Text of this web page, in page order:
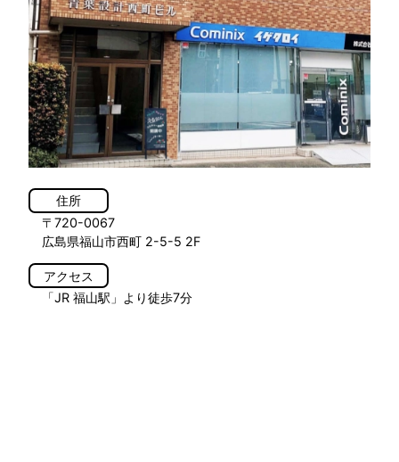
住所
〒720-0067
広島県福山市西町 2-5-5 2F
アクセス
「JR 福山駅」より徒歩7分